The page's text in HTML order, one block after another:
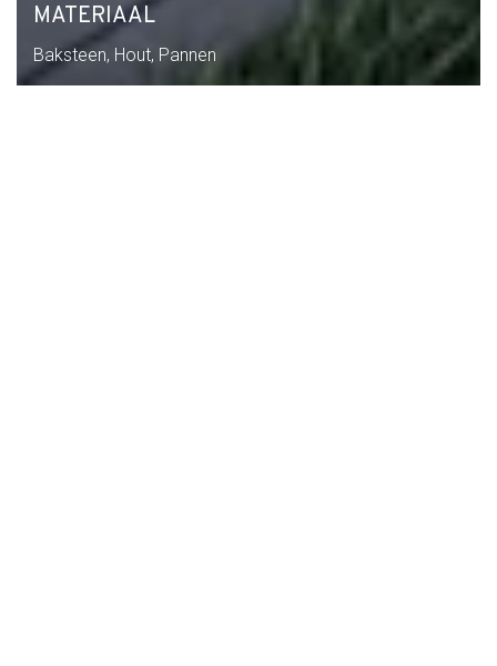
MATERIAAL
Baksteen, Hout, Pannen